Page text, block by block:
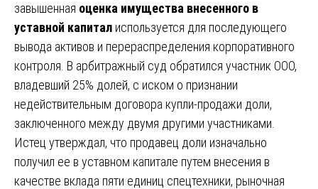
завышенная оценка имущества внесенного в
уставной капитал используется для последующего
вывода активов и перераспределения корпоративного
контроля. В арбитражный суд обратился участник ООО,
владевший 25% долей, с иском о признании
недействительным договора купли-продажи доли,
заключенного между двумя другими участниками.
Истец утверждал, что продавец доли изначально
получил ее в уставном капитале путем внесения в
качестве вклада пяти единиц спецтехники, рыночная